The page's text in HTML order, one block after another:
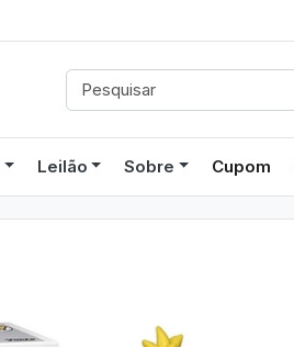
Leilão Sobre Cupom